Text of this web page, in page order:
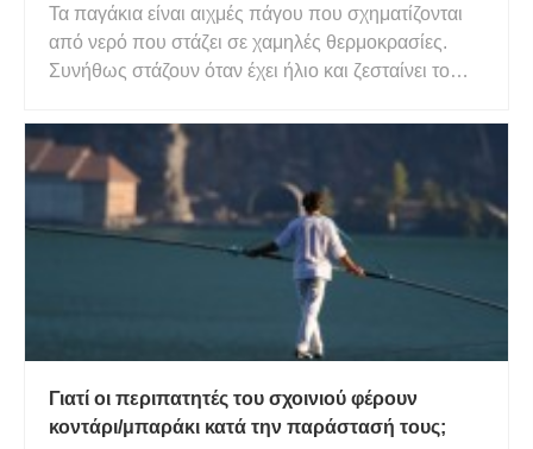
Τα παγάκια είναι αιχμές πάγου που σχηματίζονται
από νερό που στάζει σε χαμηλές θερμοκρασίες.
Συνήθως στάζουν όταν έχει ήλιο και ζεσταίνει το
νερού στην επιφάνεια ενός παγετού απελευθερώνει
θερμότητα στον αέρα και στη συνέχεια παγώνει.
Εάν η θερμοκρασία εί
Γιατί οι περιπατητές του σχοινιού φέρουν
κοντάρι/μπαράκι κατά την παράστασή τους;